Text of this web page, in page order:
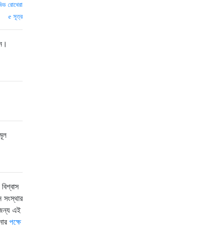
রোথেরা
সূত্র
সংস্থার
জন্য এই
পক্ষে